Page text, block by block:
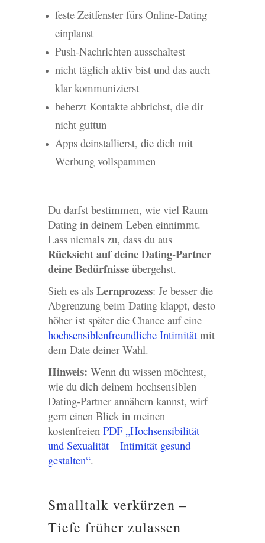
feste Zeitfenster fürs Online-Dating
einplanst
Push-Nachrichten ausschaltest
nicht täglich aktiv bist und das auch
klar kommunizierst
beherzt Kontakte abbrichst, die dir
nicht guttun
Apps deinstallierst, die dich mit
Werbung vollspammen
Du darfst bestimmen, wie viel Raum
Dating in deinem Leben einnimmt.
Lass niemals zu, dass du aus
Rücksicht auf deine Dating-Partner
deine Bedürfnisseübergehst.
Sieh es als Lernprozess: Je besser die
Abgrenzung beim Dating klappt, desto
höher ist später die Chance auf eine
hochsensiblenfreundliche Intimitätmit
dem Date deiner Wahl.
Hinweis: Wenn du wissen möchtest,
wie du dich deinem hochsensiblen
Dating-Partner annähern kannst, wirf
gern einen Blick in meinen
kostenfreien PDF „Hochsensibilität
und Sexualität – Intimität gesund
gestalten“.
Smalltalk verkürzen –
Tiefe früher zulassen